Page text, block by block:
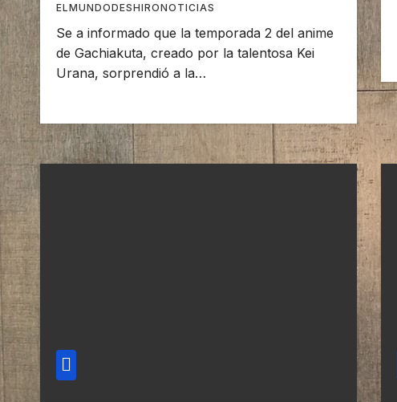
ELMUNDODESHIRONOTICIAS
Se a informado que la temporada 2 del anime
de Gachiakuta, creado por la talentosa Kei
Urana, sorprendió a la…